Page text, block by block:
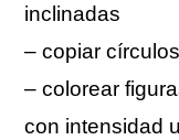
inclinadas
– copiar círculos
– colorear
con intensidad